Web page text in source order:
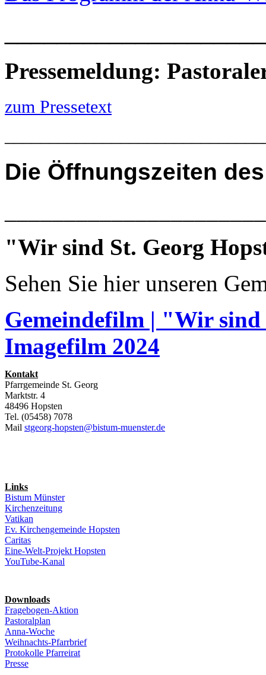
Pressemeldung:
zum Pressetext
Die Öffnungszeiten
"Wir sind St. Georg
Sehen Sie hier unseren
Gemeindefilm | "Wir
Imagefilm 2024
Kontakt
Pfarrgemeinde St. Georg
Marktstr. 4
48496 Hopsten
Tel. (05458) 7078
Mail stgeorg-hopsten@bistum-muenster.de
Links
Bistum Münster
Kirchenzeitung
Vatikan
Ev. Kirchengemeinde Hopsten
Caritas
Eine-Welt-Projekt Hopsten
YouTube-Kanal
Downloads
Fragebogen-Aktion
Pastoralplan
Anna-Woche
Weihnachts-Pfarrbrief
Protokolle Pfarreirat
Presse